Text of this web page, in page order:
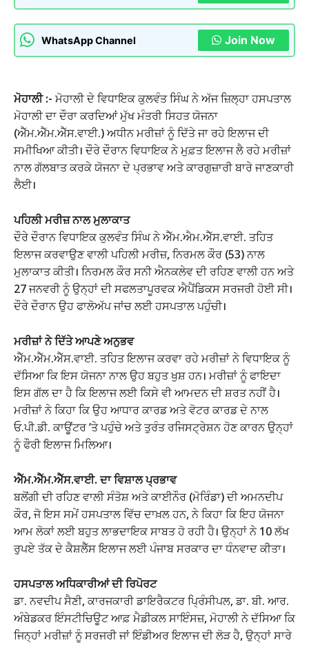
WhatsApp Channel Join Now
ਮੋਹਾਲੀ :- ਮੋਹਾਲੀ ਦੇ ਵਿਧਾਇਕ ਕੁਲਵੰਤ ਸਿੰਘ ਨੇ ਅੱਜ ਜ਼ਿਲ੍ਹਾ ਹਸਪਤਾਲ
ਮੋਹਾਲੀ ਦਾ ਦੌਰਾ ਕਰਦਿਆਂ ਮੁੱਖ ਮੰਤਰੀ ਸਿਹਤ ਯੋਜਨਾ
(ਐੱਮ.ਐੱਮ.ਐੱਸ.ਵਾਈ.) ਅਧੀਨ ਮਰੀਜ਼ਾਂ ਨੂੰ ਦਿੱਤੇ ਜਾ ਰਹੇ ਇਲਾਜ ਦੀ
ਸਮੀਖਿਆ ਕੀਤੀ। ਦੌਰੇ ਦੌਰਾਨ ਵਿਧਾਇਕ ਨੇ ਮੁਫ਼ਤ ਇਲਾਜ ਲੈ ਰਹੇ ਮਰੀਜ਼ਾਂ
ਨਾਲ ਗੱਲਬਾਤ ਕਰਕੇ ਯੋਜਨਾ ਦੇ ਪ੍ਰਭਾਵ ਅਤੇ ਕਾਰਗੁਜ਼ਾਰੀ ਬਾਰੇ ਜਾਣਕਾਰੀ
ਲੈਈ।
ਪਹਿਲੀ ਮਰੀਜ਼ ਨਾਲ ਮੁਲਾਕਾਤ
ਦੌਰੇ ਦੌਰਾਨ ਵਿਧਾਇਕ ਕੁਲਵੰਤ ਸਿੰਘ ਨੇ ਐੱਮ.ਐਮ.ਐੱਸ.ਵਾਈ. ਤਹਿਤ
ਇਲਾਜ ਕਰਵਾਉਣ ਵਾਲੀ ਪਹਿਲੀ ਮਰੀਜ਼, ਨਿਰਮਲ ਕੌਰ (53) ਨਾਲ
ਮੁਲਾਕਾਤ ਕੀਤੀ। ਨਿਰਮਲ ਕੌਰ ਸਨੀ ਐਨਕਲੇਵ ਦੀ ਰਹਿਣ ਵਾਲੀ ਹਨ ਅਤੇ
27 ਜਨਵਰੀ ਨੂੰ ਉਨ੍ਹਾਂ ਦੀ ਸਫਲਤਾਪੂਰਵਕ ਐਪੈਂਡਿਕਸ ਸਰਜਰੀ ਹੋਈ ਸੀ।
ਦੌਰੇ ਦੌਰਾਨ ਉਹ ਫਾਲੋਅੱਪ ਜਾਂਚ ਲਈ ਹਸਪਤਾਲ ਪਹੁੰਚੀ।
ਮਰੀਜ਼ਾਂ ਨੇ ਦਿੱਤੇ ਆਪਣੇ ਅਨੁਭਵ
ਐੱਮ.ਐੱਮ.ਐੱਸ.ਵਾਈ. ਤਹਿਤ ਇਲਾਜ ਕਰਵਾ ਰਹੇ ਮਰੀਜ਼ਾਂ ਨੇ ਵਿਧਾਇਕ ਨੂੰ
ਦੱਸਿਆ ਕਿ ਇਸ ਯੋਜਨਾ ਨਾਲ ਉਹ ਬਹੁਤ ਖੁਸ਼ ਹਨ। ਮਰੀਜ਼ਾਂ ਨੂੰ ਫਾਇਦਾ
ਇਸ ਗੱਲ ਦਾ ਹੈ ਕਿ ਇਲਾਜ ਲਈ ਕਿਸੇ ਵੀ ਆਮਦਨ ਦੀ ਸ਼ਰਤ ਨਹੀਂ ਹੈ।
ਮਰੀਜ਼ਾਂ ਨੇ ਕਿਹਾ ਕਿ ਉਹ ਆਧਾਰ ਕਾਰਡ ਅਤੇ ਵੋਟਰ ਕਾਰਡ ਦੇ ਨਾਲ
ਓ.ਪੀ.ਡੀ. ਕਾਊਂਟਰ ’ਤੇ ਪਹੁੰਚੇ ਅਤੇ ਤੁਰੰਤ ਰਜਿਸਟ੍ਰੇਸ਼ਨ ਹੋਣ ਕਾਰਨ ਉਨ੍ਹਾਂ
ਨੂੰ ਫੌਰੀ ਇਲਾਜ ਮਿਲਿਆ।
ਐੱਮ.ਐੱਮ.ਐੱਸ.ਵਾਈ. ਦਾ ਵਿਸ਼ਾਲ ਪ੍ਰਭਾਵ
ਬਲੋਂਗੀ ਦੀ ਰਹਿਣ ਵਾਲੀ ਸੰਤੋਸ਼ ਅਤੇ ਕਾਈਨੌਰ (ਮੋਰਿੰਡਾ) ਦੀ ਅਮਨਦੀਪ
ਕੌਰ, ਜੋ ਇਸ ਸਮੇਂ ਹਸਪਤਾਲ ਵਿੱਚ ਦਾਖ਼ਲ ਹਨ, ਨੇ ਕਿਹਾ ਕਿ ਇਹ ਯੋਜਨਾ
ਆਮ ਲੋਕਾਂ ਲਈ ਬਹੁਤ ਲਾਭਦਾਇਕ ਸਾਬਤ ਹੋ ਰਹੀ ਹੈ। ਉਨ੍ਹਾਂ ਨੇ 10 ਲੱਖ
ਰੁਪਏ ਤੱਕ ਦੇ ਕੈਸ਼ਲੈੱਸ ਇਲਾਜ ਲਈ ਪੰਜਾਬ ਸਰਕਾਰ ਦਾ ਧੰਨਵਾਦ ਕੀਤਾ।
ਹਸਪਤਾਲ ਅਧਿਕਾਰੀਆਂ ਦੀ ਰਿਪੋਰਟ
ਡਾ. ਨਵਦੀਪ ਸੈਣੀ, ਕਾਰਜਕਾਰੀ ਡਾਇਰੈਕਟਰ ਪ੍ਰਿੰਸੀਪਲ, ਡਾ. ਬੀ. ਆਰ.
ਅੰਬੇਡਕਰ ਇੰਸਟੀਚਿਊਟ ਆਫ਼ ਮੈਡੀਕਲ ਸਾਇੰਸਜ਼, ਮੋਹਾਲੀ ਨੇ ਦੱਸਿਆ ਕਿ
ਜਿਨ੍ਹਾਂ ਮਰੀਜ਼ਾਂ ਨੂੰ ਸਰਜਰੀ ਜਾਂ ਇੰਡੀਅਰ ਇਲਾਜ ਦੀ ਲੋੜ ਹੈ, ਉਨ੍ਹਾਂ ਸਾਰੇ